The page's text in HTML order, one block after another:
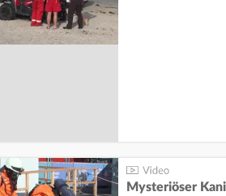
Mysteriöser